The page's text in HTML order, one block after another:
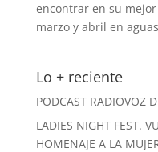
encontrar en su
marzo y abril en
Lo + reciente
PODCAST RADIOVOZ
LADIES NIGHT FEST.
HOMENAJE A LA